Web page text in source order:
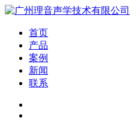
首页
产品
案例
新闻
联系